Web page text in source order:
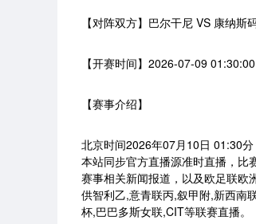
【对阵双方】 巴尔干尼 VS 康纳斯
【开赛时间】 2026-07-09 01:30:00
【赛事介绍】
北京时间2026年07月10日 01:30
本站同步官方直播源准时直播，比
赛事相关新闻报道，以及欧足联欧
供智利乙,意青联丙,叙甲附,新西南
杯,巴巴多斯女联,CIT等联赛直播。